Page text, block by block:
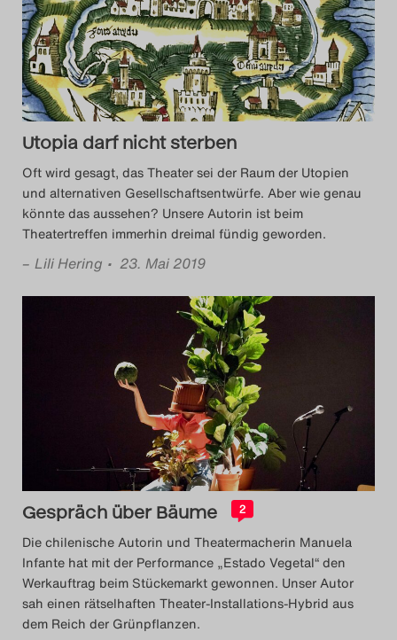
Das Theatertreffen-Blog
2014
Das Theatertreffen-Blog
2015
Das Theatertreffen-Blog
2016
Das Theatertreffen-Blog
2017
Das Theatertreffen-Blog
2018
Das Theatertreffen-Blog
2018 Alumni
Das Theatertreffen-Blog
2019
Das Theatertreffen-Blog
2020
Utopia darf nicht sterben
Oft wird gesagt, das Theater sei der Raum der Utopien
und alternativen Gesellschaftsentwürfe. Aber wie genau
könnte das aussehen? Unsere Autorin ist beim
Theatertreffen immerhin dreimal fündig geworden.
– Lili Hering • 23. Mai 2019
Gespräch über Bäume 2
Die chilenische Autorin und Theatermacherin Manuela
Infante hat mit der Performance „Estado Vegetal“ den
Werkauftrag beim Stückemarkt gewonnen. Unser Autor
sah einen rätselhaften Theater-Installations-Hybrid aus
dem Reich der Grünpflanzen.